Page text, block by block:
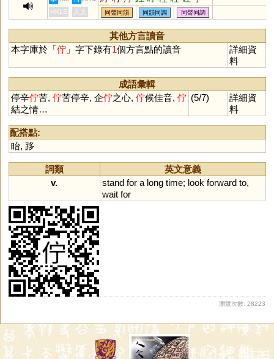
宁
HKLS 人文 同聲同韻 同韻同調 同聲同調
其他方言讀音
本字庫於「佇」字下錄有1個方言點的讀音
詳細資
料
成語彙輯
停辛佇苦, 佇苦停辛, 企佇之心, 佇候佳音, 佇
結之情…
(5/7)
詳細資
料
配搭點:
眙, 跢
詞類
英文意義
v.
stand for a long time; look forward to,
wait for
瀏覽次數: 28223